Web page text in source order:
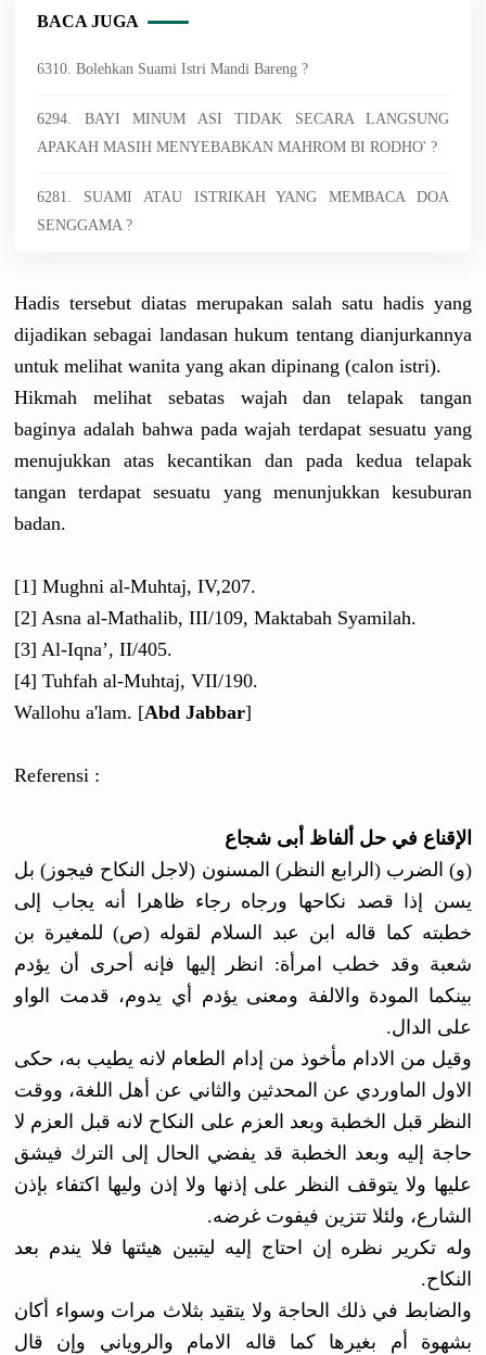
BACA JUGA
6310. Bolehkan Suami Istri Mandi Bareng ?
6294. BAYI MINUM ASI TIDAK SECARA LANGSUNG
APAKAH MASIH MENYEBABKAN MAHROM BI RODHO' ?
6281. SUAMI ATAU ISTRIKAH YANG MEMBACA DOA
SENGGAMA ?
Hadis tersebut diatas merupakan salah satu hadis yang
dijadikan sebagai landasan hukum tentang dianjurkannya
untuk melihat wanita yang akan dipinang (calon istri).
Hikmah melihat sebatas wajah dan telapak tangan
baginya adalah bahwa pada wajah terdapat sesuatu yang
menujukkan atas kecantikan dan pada kedua telapak
tangan terdapat sesuatu yang menunjukkan kesuburan
badan.
[1] Mughni al-Muhtaj, IV,207.
[2] Asna al-Mathalib, III/109, Maktabah Syamilah.
[3] Al-Iqna’, II/405.
[4] Tuhfah al-Muhtaj, VII/190.
Wallohu a'lam. [Abd Jabbar]
Referensi :
الإقناع في حل ألفاظ أبى شجاع
(و) الضرب (الرابع النظر) المسنون (لاجل النكاح فيجوز) بل
يسن إذا قصد نكاحها ورجاه رجاء ظاهرا أنه يجاب إلى
خطبته كما قاله ابن عبد السلام لقوله (ص) للمغيرة بن
شعبة وقد خطب امرأة: انظر إليها فإنه أحرى أن يؤدم
بينكما المودة والالفة ومعنى يؤدم أي يدوم، قدمت الواو
على الدال.
وقيل من الادام مأخوذ من إدام الطعام لانه يطيب به، حكى
الاول الماوردي عن المحدثين والثاني عن أهل اللغة، ووقت
النظر قبل الخطبة وبعد العزم على النكاح لانه قبل العزم لا
حاجة إليه وبعد الخطبة قد يفضي الحال إلى الترك فيشق
عليها ولا يتوقف النظر على إذنها ولا إذن وليها اكتفاء بإذن
الشارع، ولئلا تتزين فيفوت غرضه.
وله تكرير نظره إن احتاج إليه ليتبين هيئتها فلا يندم بعد
النكاح.
والضابط في ذلك الحاجة ولا يتقيد بثلاث مرات وسواء أكان
بشهوة أم بغيرها كما قاله الامام والروياني وإن قال